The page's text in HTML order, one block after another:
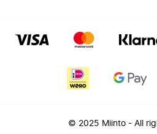
© 2025 Miinto - All